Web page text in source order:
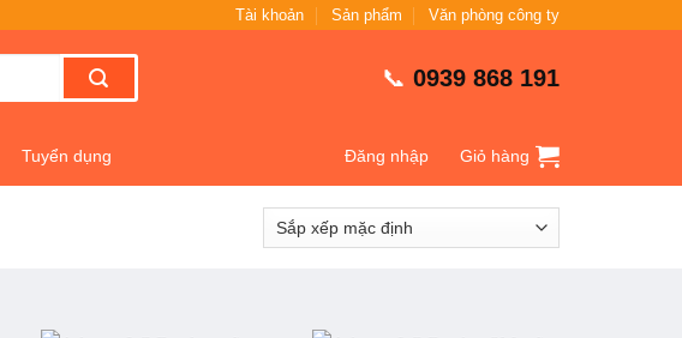
Tài khoản Sản phẩm Văn phòng công ty
📞 0939 868 191
Tuyển dụng Đăng nhập Giỏ hàng